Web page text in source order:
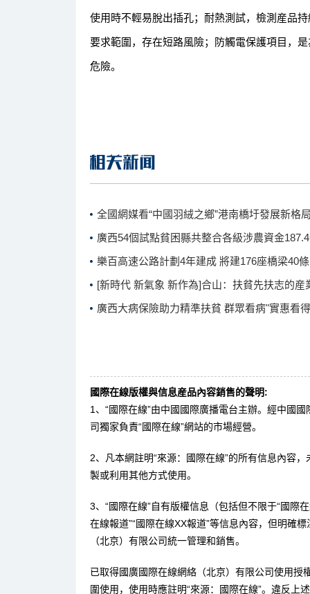
使用時不輕易脫出插孔；耐熱測試，檢測産品
要求範圍，存在短路風險；防觸電保護項目，
危險。
全國網媒看“中國羽絨之鄉”港南橋圩發展新格
廣西54個試點貧困縣共整合各級涉農資金
樂百高速公路計劃4年建成 將建176座橋梁40
[新時代 新氣象 新作為]合山：扶貧先扶志的産
廣西大病保險助力精準扶貧 群眾看病"實惠看
國際在線版權與信息産品內容銷售的聲明:
1、“國際在線”由中國國際廣播電台主辦。經中國
司獨家負責“國際在線”網站的市場經營。
2、凡本網註明“來源：國際在線”的所有信息內容
製或利用其他方式使用。
3、“國際在線”自有版權信息（包括但不限于“國際
在線報道”“國際在線XX報道”等信息內容，但明確
（北京）有限公司統一管理和銷售。
已取得國廣國際在線網絡（北京）有限公司使用
圍使用，使用時應註明“來源：國際在線”。違反上